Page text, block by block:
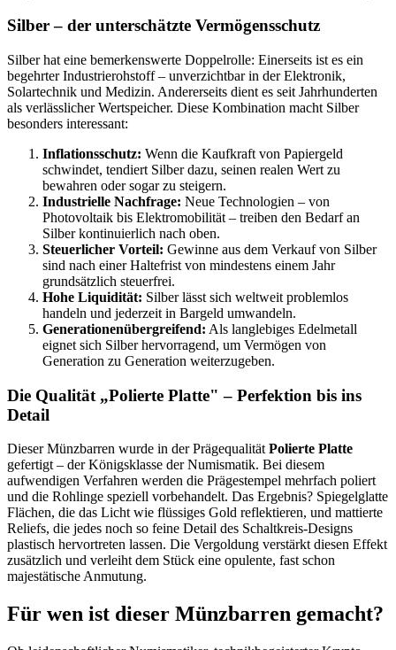
Silber – der unterschätzte Vermögensschutz
Silber hat eine bemerkenswerte Doppelrolle: Einerseits ist es ein
begehrter Industrierohstoff – unverzichtbar in der Elektronik,
Solartechnik und Medizin. Andererseits dient es seit Jahrhunderten
als verlässlicher Wertspeicher. Diese Kombination macht Silber
besonders interessant:
Inflationsschutz: Wenn die Kaufkraft von Papiergeld
schwindet, tendiert Silber dazu, seinen realen Wert zu
bewahren oder sogar zu steigern.
Industrielle Nachfrage: Neue Technologien – von
Photovoltaik bis Elektromobilität – treiben den Bedarf an
Silber kontinuierlich nach oben.
Steuerlicher Vorteil: Gewinne aus dem Verkauf von Silber
sind nach einer Haltefrist von mindestens einem Jahr
grundsätzlich steuerfrei.
Hohe Liquidität: Silber lässt sich weltweit problemlos
handeln und jederzeit in Bargeld umwandeln.
Generationenübergreifend: Als langlebiges Edelmetall
eignet sich Silber hervorragend, um Vermögen von
Generation zu Generation weiterzugeben.
Die Qualität „Polierte Platte" – Perfektion bis ins
Detail
Dieser Münzbarren wurde in der PrägequalitätPolierte Platte
gefertigt – der Königsklasse der Numismatik. Bei diesem
aufwendigen Verfahren werden die Prägestempel mehrfach poliert
und die Rohlinge speziell vorbehandelt. Das Ergebnis? Spiegelglatte
Flächen, die das Licht wie flüssiges Gold reflektieren, und mattierte
Reliefs, die jedes noch so feine Detail des Schaltkreis-Designs
plastisch hervortreten lassen. Die Vergoldung verstärkt diesen Effekt
zusätzlich und verleiht dem Stück eine opulente, fast schon
majestätische Anmutung.
Für wen ist dieser Münzbarren gemacht?